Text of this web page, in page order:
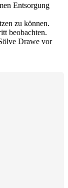
Entsorgung
zu können.
beobachten.
Drawe vor